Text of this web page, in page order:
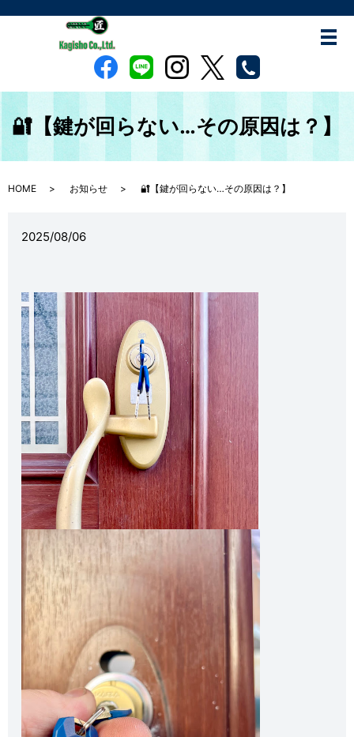
🔐【鍵が回らない…その原因は？】
HOME お知らせ 🔐【鍵が回らない…その原因は？】
2025/08/06